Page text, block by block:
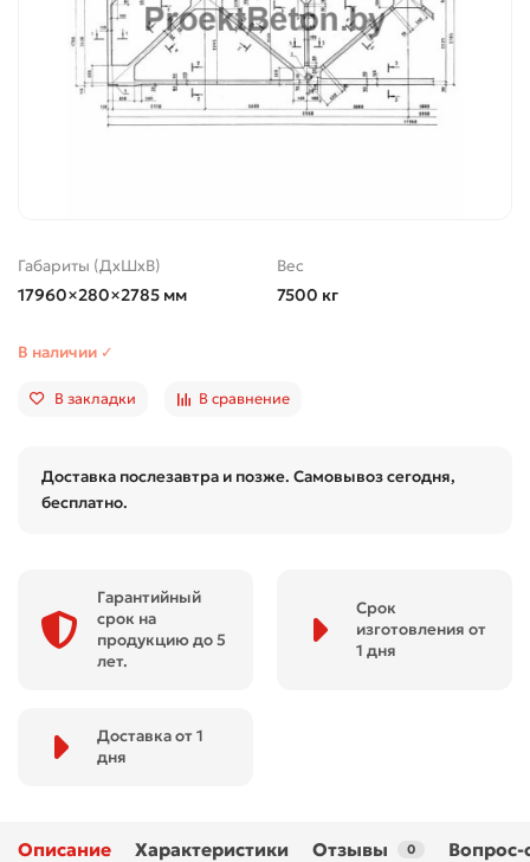
Габариты (ДхШхВ)
17960×280×2785 мм
Вес
7500 кг
В наличии ✓
В закладки В сравнение
Доставка послезавтра и позже. Самовывоз сегодня,
бесплатно.
Гарантийный
срок на
продукцию до 5
лет.
Срок
изготовления от
1 дня
Доставка от 1
дня
Описание Характеристики Отзывы 0 Вопрос-